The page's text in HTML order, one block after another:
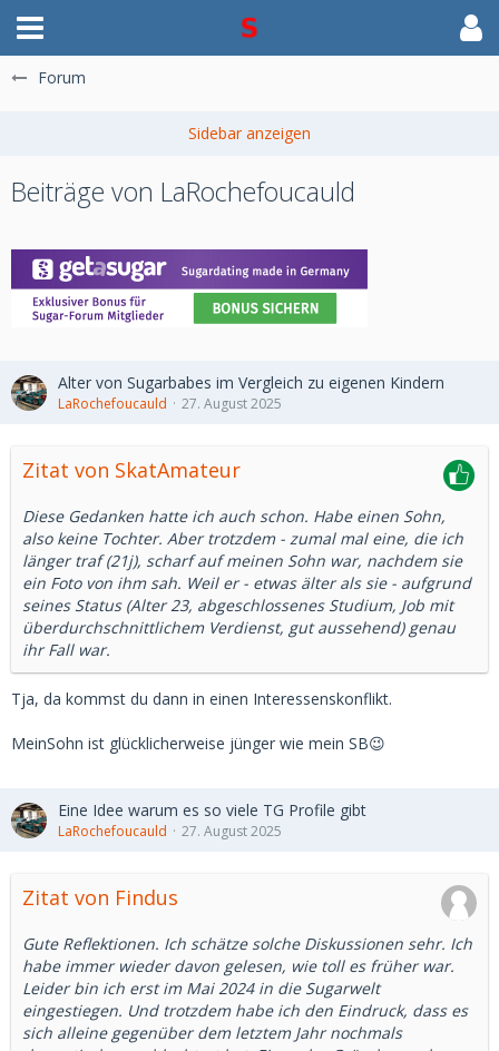
Forum
Beiträge von LaRochefoucauld
Alter von Sugarbabes im Vergleich zu eigenen Kindern
LaRochefoucauld 27. August 2025
Zitat von SkatAmateur
Diese Gedanken hatte ich auch schon. Habe einen Sohn,
also keine Tochter. Aber trotzdem - zumal mal eine, die ich
länger traf (21j), scharf auf meinen Sohn war, nachdem sie
ein Foto von ihm sah. Weil er - etwas älter als sie - aufgrund
seines Status (Alter 23, abgeschlossenes Studium, Job mit
überdurchschnittlichem Verdienst, gut aussehend) genau
ihr Fall war.
Tja, da kommst du dann in einen Interessenskonflikt.
MeinSohn ist glücklicherweise jünger wie mein SB😉
Eine Idee warum es so viele TG Profile gibt
LaRochefoucauld 27. August 2025
Zitat von Findus
Gute Reflektionen. Ich schätze solche Diskussionen sehr. Ich
habe immer wieder davon gelesen, wie toll es früher war.
Leider bin ich erst im Mai 2024 in die Sugarwelt
eingestiegen. Und trotzdem habe ich den Eindruck, dass es
sich alleine gegenüber dem letztem Jahr nochmals